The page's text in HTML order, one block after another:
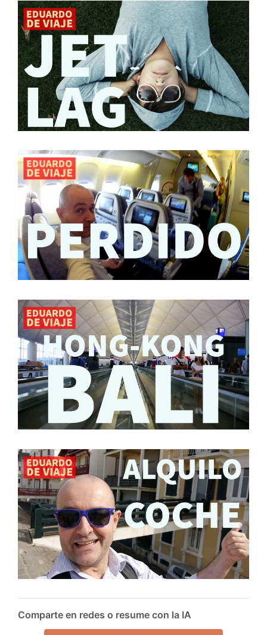
Comparte en redes o resume con la IA